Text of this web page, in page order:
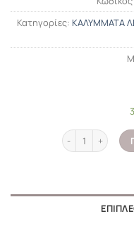
Κατηγορίες: ΚΑΛΥΜΜΑΤΑ
Κάλυμμα λεκάνης